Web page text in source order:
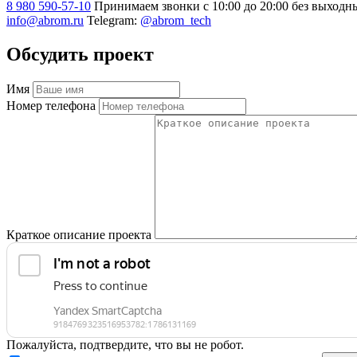
8 980 590-57-10 Принимаем звонки с 10:00 до 20:00 без
info@abrom.ru Telegram: @abrom_tech
Обсудить проект
Имя
Номер телефона
Краткое описание проекта
Пожалуйста, подтвердите, что вы не робот.